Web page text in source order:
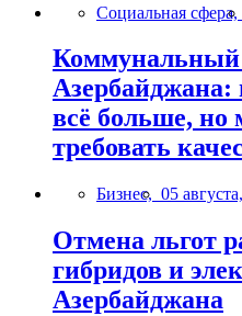
Социальная сфера,
Коммунальный
Азербайджана:
всё больше, но
требовать
Бизнес, 05
Отмена льгот
гибридов и
Азербайджана